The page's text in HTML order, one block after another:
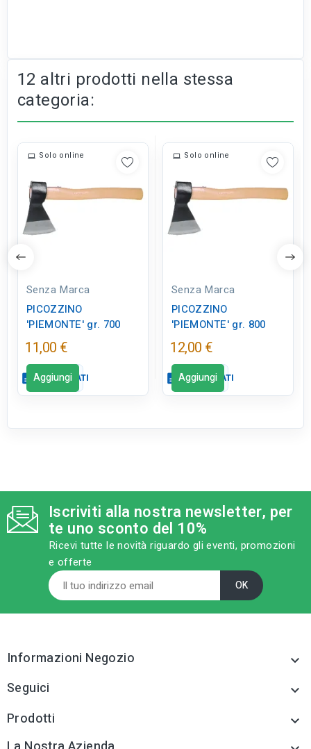
12 altri prodotti nella stessa
categoria:
Solo online
Senza Marca
PICOZZINO
'PIEMONTE' gr. 700
11,00 €
descriptionSCHEDA DATI
category
MODELLO
gr. 700
sell
CATEGORIA PRODOTTO
Martelli, martelline e
picconi
Disponibile online
Aggiungi
Solo online
Senza Marca
PICOZZINO
'PIEMONTE' gr. 800
12,00 €
descriptionSCHEDA DATI
category
MODELLO
gr. 800
Martelli, martelline e
Aggiungi
Iscriviti alla nostra newsletter, per
te uno sconto del 10%
Ricevi tutte le novità riguardo gli eventi, promozioni
e offerte
Informazioni Negozio 
Seguici 
Prodotti 